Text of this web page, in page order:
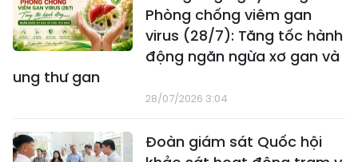
Phòng chống viêm gan
virus (28/7): Tăng tốc hành
động ngăn ngừa xơ gan và
ung thư gan
28/07/2026 3:04
Đoàn giám sát Quốc hội